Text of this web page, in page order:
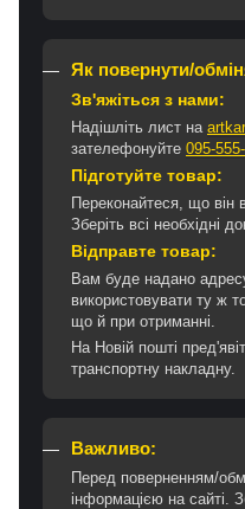
Як повернути/
Зв'яжіться з нами:
Надішліть лист на
зателефонуйте 095-
Підготуйте товар:
Переконайтеся, що він
Зберіть всі необхідні
Відправте товар:
Вам буде надано
використовувати ту ж
що й при отриманні.
На Новій пошті
транспортну накладну.
Важливо:
Перед поверненням/
інформацією на сайті.